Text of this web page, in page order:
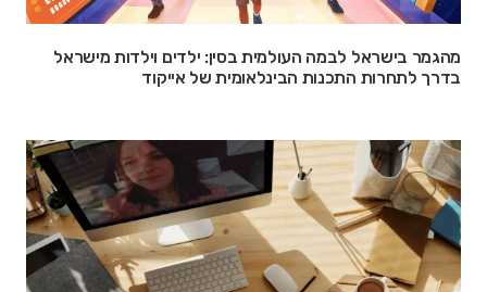
מהגמר בישראל לבמה העולמית בסין: ילדים וילדות מישראל
בדרך לתחרות התכנות הבינלאומית של אייקוד